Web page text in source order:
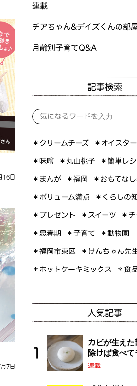
16日
7日
連載
チアちゃん&デイズくんの部
月齢別子育てQ&A
記事検索
＊クリームチーズ ＊オイスタ
＊味噌 ＊丸山桃子 ＊簡単レ
＊まんが ＊福岡 ＊おもてな
＊ボリューム満点 ＊くらしの
＊プレゼント ＊スイーツ ＊
＊思春期 ＊子育て ＊動物園
＊福岡市東区 ＊けんちゃん先
＊ホットケーキミックス ＊食
人気記事
カビが生えた
除けば食べて
連載